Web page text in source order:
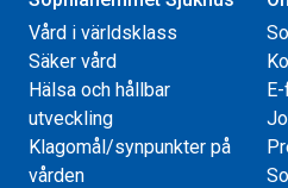
Vård i världsklass
Säker vård
Hälsa och hållbar
utveckling
Klagomål/synpunkter på
vården